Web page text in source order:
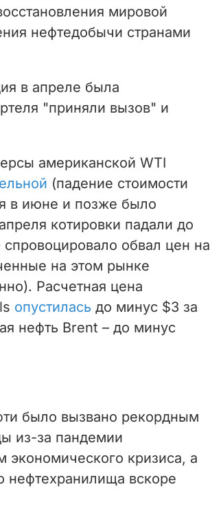
мировой
нефтедобычи странами
в апреле была
"приняли вызов" и
американской WTI
(падение стоимости
в июне и позже было
котировки падали до
обвал цен на
на этом рынке
Расчетная цена
опустилась до минус $3 за
нефть Brent – до минус
было вызвано рекордным
из-за пандемии
экономического кризиса, а
нефтехранилища вскоре